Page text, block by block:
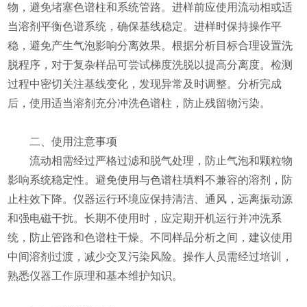
物，避免堵塞色谱柱和系统管路。进样前应使用流动相或适
当溶剂平衡色谱系统，确保基线稳定。进样时保持操作平
稳，避免产生气泡影响分离效果。根据分析目标合理设置洗
脱程序，对于复杂样品可尝试梯度洗脱以提高分离度。检测
过程中密切关注基线变化，发现异常及时调整。分析完成
后，使用适当溶剂充分冲洗色谱柱，防止残留物污染。
​​二、使用注意事项​​
流动相需经过严格过滤和脱气处理，防止气泡和颗粒物
影响系统稳定性。避免使用与色谱柱填料不兼容的溶剂，防
止柱效下降。仪器运行环境应保持清洁、通风，远离振动源
和强电磁干扰。长期不使用时，应定期开机运行并冲洗系
统，防止管路和色谱柱干燥。不同样品分析之间，建议使用
中间溶剂过渡，减少交叉污染风险。操作人员需经过培训，
熟悉仪器工作原理和基本维护知识。